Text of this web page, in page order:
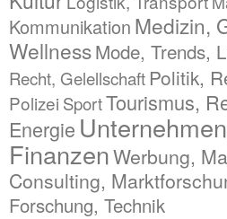
Kommunikation Medizin,
WellnessMode, Trends,
Recht, Gelellschaft Politik,
Polizei SportTourismus,
Energie
FinanzenWerbung,
Consulting,
Forschung, Technik